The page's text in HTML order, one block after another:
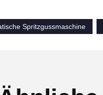
Spritzgussmaschine